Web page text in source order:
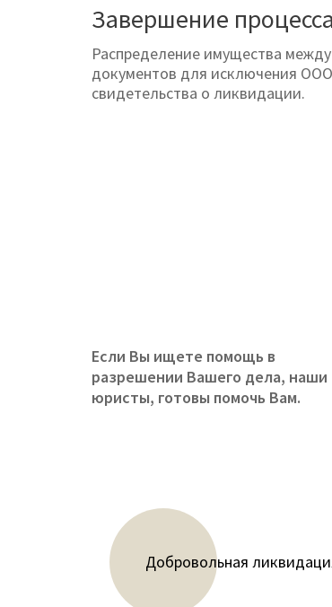
Завершение
Распределение имущества
документов для исключения
свидетельства о ликвидации.
Если Вы ищете помощь в
разрешении Вашего дела, наши
юристы, готовы помочь Вам.
Добровольная